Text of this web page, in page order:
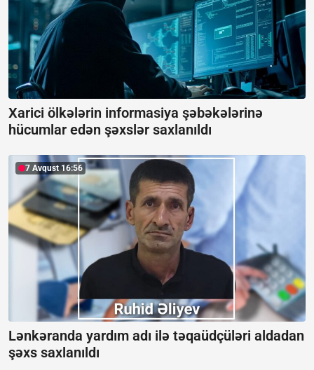
Xarici ölkələrin informasiya şəbəkələrinə
hücumlar edən şəxslər saxlanıldı
7 Avqust 16:56
Lənkəranda yardım adı ilə təqaüdçüləri aldadan
şəxs saxlanıldı